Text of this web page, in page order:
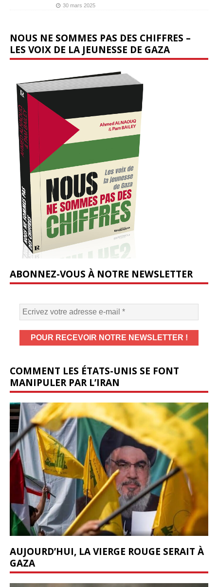
30 mars 2025
NOUS NE SOMMES PAS DES CHIFFRES –
LES VOIX DE LA JEUNESSE DE GAZA
ABONNEZ-VOUS À NOTRE NEWSLETTER
COMMENT LES ÉTATS-UNIS SE FONT
MANIPULER PAR L’IRAN
AUJOURD’HUI, LA VIERGE ROUGE SERAIT À
GAZA